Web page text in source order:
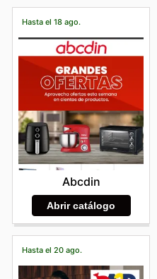
Hasta el 18 ago.
Abcdin
Abrir catálogo
Hasta el 20 ago.